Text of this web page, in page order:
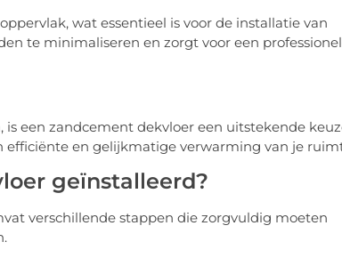
wat essentieel is voor de installatie van
te minimaliseren en zorgt voor een
een zandcement dekvloer een uitstekende
en gelijkmatige verwarming van je
geïnstalleerd?
verschillende stappen die zorgvuldig moeten